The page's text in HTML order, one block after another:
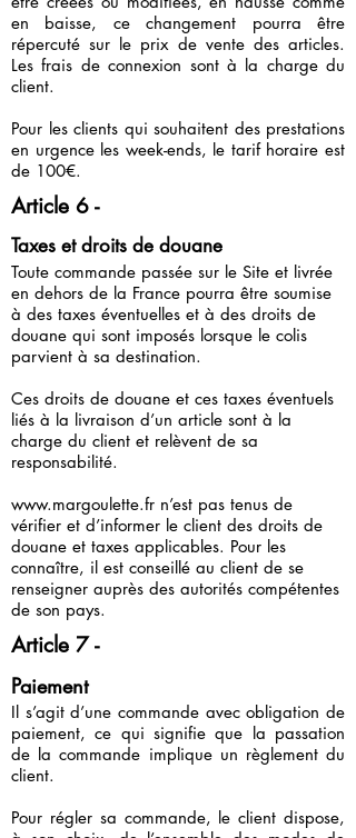
en baisse, ce changement pourra être
répercuté sur le prix de vente des articles.
Les frais de connexion sont à la charge du
client.
Pour les clients qui souhaitent des prestations
en urgence les week-ends, le tarif horaire est
de 100€.
Article 6 -
Taxes et droits de douane
Toute commande passée sur le Site et livrée
en dehors de la France pourra être soumise
à des taxes éventuelles et à des droits de
douane qui sont imposés lorsque le colis
parvient à sa destination.
Ces droits de douane et ces taxes éventuels
liés à la livraison d’un article sont à la
charge du client et relèvent de sa
responsabilité.
www.margoulette.fr n’est pas tenus de
vérifier et d’informer le client des droits de
douane et taxes applicables. Pour les
connaître, il est conseillé au client de se
renseigner auprès des autorités compétentes
de son pays.
Article 7 -
Paiement
Il s’agit d’une commande avec obligation de
paiement, ce qui signifie que la passation
de la commande implique un règlement du
client.
Pour régler sa commande, le client dispose,